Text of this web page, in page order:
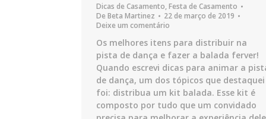
Dicas de Casamento,Festa de Casamento
De Beta Martinez
22 de março de 2019
Deixe um comentário
Os melhores itens para distribuir na
pista de dança e fazer a balada ferver!
Quando escrevi dicas para animar a
de dança, um dos tópicos que destaquei
foi: distribua um kit balada. Esse kit é
composto por tudo que um convidado